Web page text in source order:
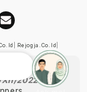
Rejogja.co.id
Pers
2022